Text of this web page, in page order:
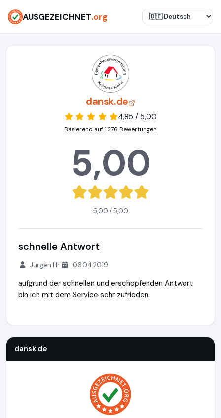
AUSGEZEICHNET.org
dansk.de
4,85 / 5,00
Basierend auf 1.276 Bewertungen
5,00
5,00 / 5,00
schnelle Antwort
Jürgen Hr. 06.04.2019
aufgrund der schnellen und erschöpfenden Antwort
bin ich mit dem Service sehr zufrieden.
dansk.de